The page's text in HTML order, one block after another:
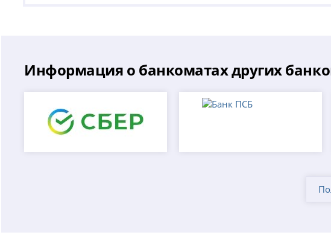
Информация о банкоматах других